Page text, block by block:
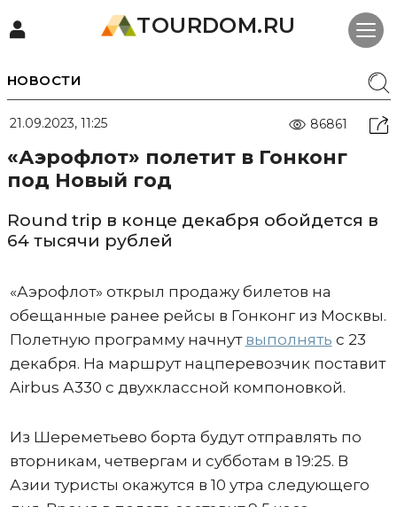
TOURDOM.RU
НОВОСТИ
21.09.2023, 11:25 86861
«Аэрофлот» полетит в Гонконг
под Новый год
Round trip в конце декабря обойдется в
64 тысячи рублей
«Аэрофлот» открыл продажу билетов на
обещанные ранее рейсы в Гонконг из Москвы.
Полетную программу начнут выполнять с 23
декабря. На маршрут нацперевозчик поставит
Airbus А330 с двухклассной компоновкой.
Из Шереметьево борта будут отправлять по
вторникам, четвергам и субботам в 19:25. В
Азии туристы окажутся в 10 утра следующего